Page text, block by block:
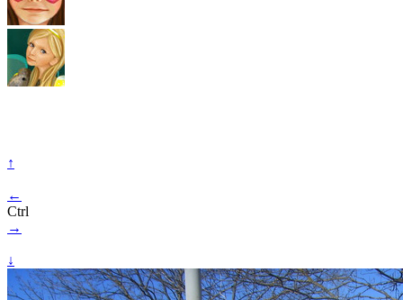
↑
←
Ctrl
→
↓